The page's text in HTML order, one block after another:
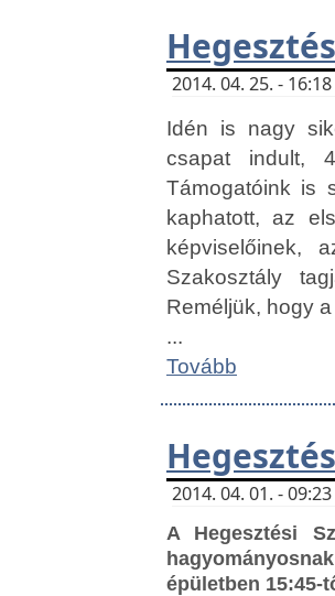
2014. 04. 25. -
Idén is nagy
csapat indult,
Támogatóink is
kaphatott, az
képviselőinek,
Szakosztály
Reméljük, hogy
...
Tovább
2014. 04. 01. -
A Hegesztési
épületben 15:45-